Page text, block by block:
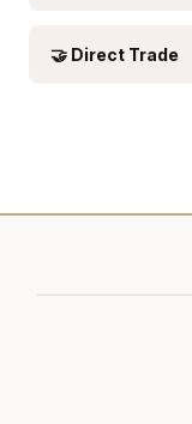
🤝 Direct Trade